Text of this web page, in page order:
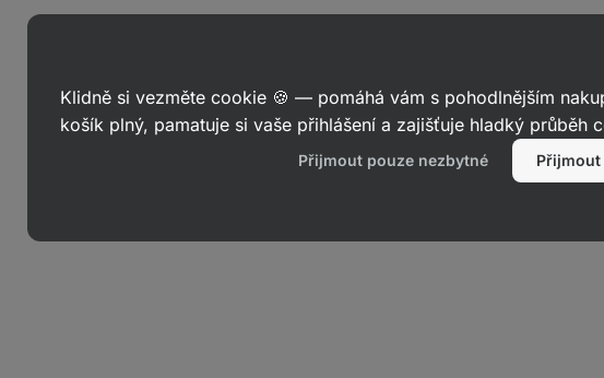
Klidně si vezměte cookie 🍪 — pomáhá vám s pohodlnějším
košík plný, pamatuje si vaše přihlášení a zajišťuje hladký průběh
Přijmout pouze nezbytné Přijmout